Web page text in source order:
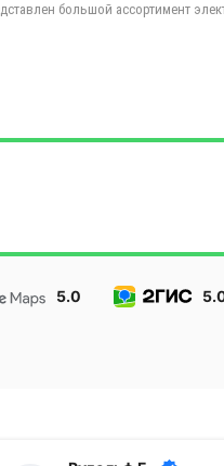
большой ассортимент
5.0